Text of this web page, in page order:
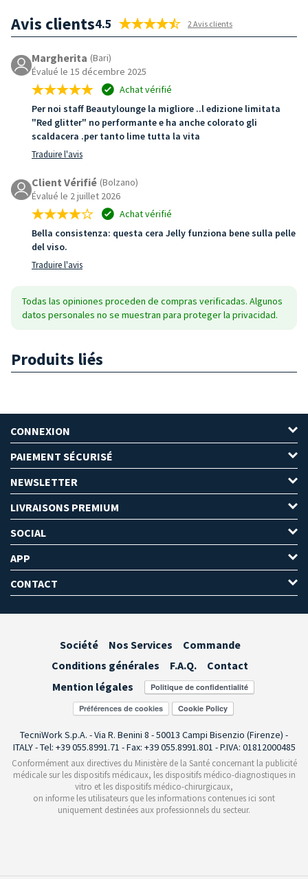
Avis clients4.5 2 Avis clients
Margherita (Bari)
Évalué le 15 décembre 2025
Achat vérifié
Per noi staff Beautylounge la migliore ..l edizione limitata
"Red glitter" no performante e ha anche colorato gli
scaldacera .per tanto lime tutta la vita
Traduire l'avis
Client Vérifié (Bolzano)
Évalué le 2 juillet 2026
Achat vérifié
Bella consistenza: questa cera Jelly funziona bene sulla pelle
del viso.
Traduire l'avis
Todas las opiniones proceden de compras verificadas. Algunos
datos personales no se muestran para proteger la privacidad.
Produits liés
CONNEXION
PAIEMENT SÉCURISÉ
NEWSLETTER
LIVRAISONS PREMIUM
SOCIAL
APP
CONTACT
Société Nos Services
Commande
Conditions générales
F.A.Q.
Contact
Mention légales
Préférences de cookies
TecniWork S.p.A. - Via R. Benini 8 - 50013 Campi Bisenzio (Firenze) -
ITALY - Tel: +39 055.8991.71 - Fax: +39 055.8991.801 - P.IVA: 01812000485
Conformément aux directives du Ministère de la Santé concernant la publicité
médicale sur les dispositifs médicaux, les dispositifs médico-diagnostiques in
vitro et les dispositifs médico-chirurgicaux,
on informe les utilisateurs que les informations contenues ici sont
uniquement destinées aux professionnels du secteur.